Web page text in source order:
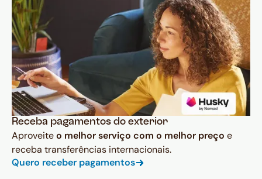
Receba pagamentos do exterior
Aproveiteo melhor serviço com o melhor preço e
receba transferências internacionais.
Quero receber pagamentos